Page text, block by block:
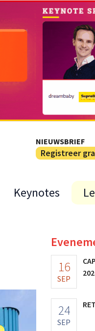
NIEUWSBRIEF
Registreer
Keynotes
16
SEP
24
SEP